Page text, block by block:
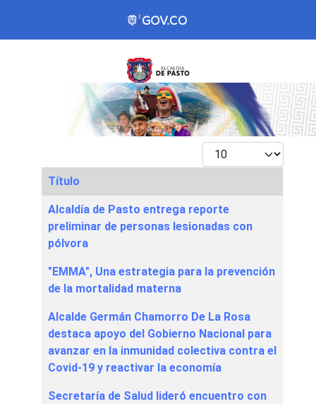
Mostrar #
Articles
Título
Alcaldía de Pasto entrega reporte
preliminar de personas lesionadas con
pólvora
"EMMA", Una estrategia para la prevención
de la mortalidad materna
Alcalde Germán Chamorro De La Rosa
destaca apoyo del Gobierno Nacional para
avanzar en la inmunidad colectiva contra el
Covid-19 y reactivar la economía
Secretaría de Salud lideró encuentro con